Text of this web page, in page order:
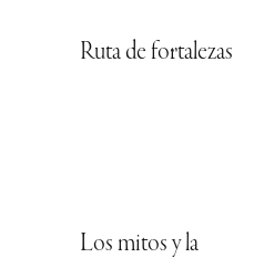
Ruta de fortalezas
Los mitos y la